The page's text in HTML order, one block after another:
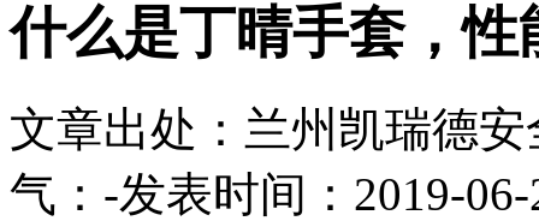
什么是丁晴手套，
文章出处：兰州凯瑞德
气： -发表时间：2019-06-